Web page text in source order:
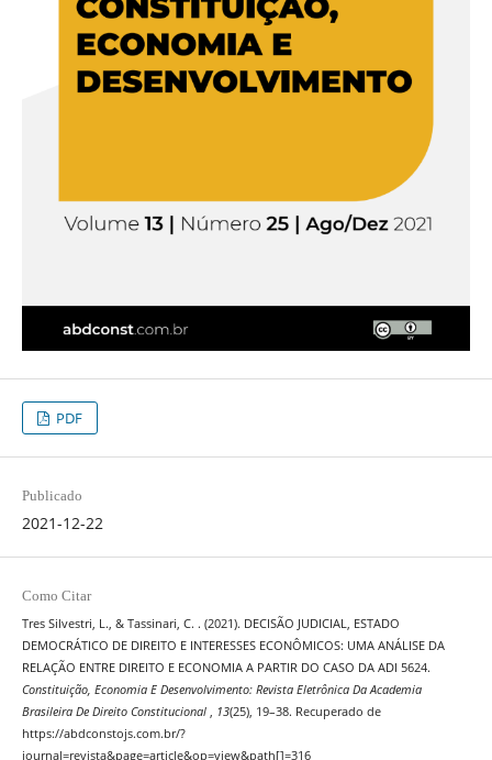
PDF
Publicado
2021-12-22
Como Citar
Tres Silvestri, L., & Tassinari, C. . (2021). DECISÃO JUDICIAL, ESTADO
DEMOCRÁTICO DE DIREITO E INTERESSES ECONÔMICOS: UMA ANÁLISE DA
RELAÇÃO ENTRE DIREITO E ECONOMIA A PARTIR DO CASO DA ADI 5624.
Constituição, Economia E Desenvolvimento: Revista Eletrônica Da Academia
Brasileira De Direito Constitucional , 13(25), 19–38. Recuperado de
https://abdconstojs.com.br/?
journal=revista&page=article&op=view&path[]=316